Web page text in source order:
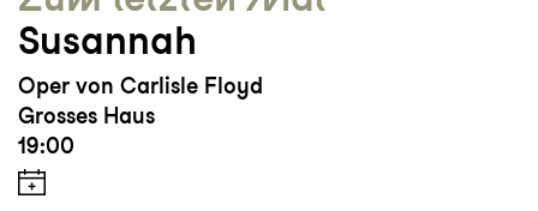
Susannah
Oper von Carlisle Floyd
Grosses Haus
19:00